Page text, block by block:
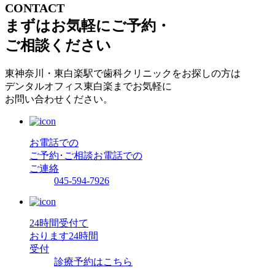
CONTACT
まずはお気軽にご予約・
ご相談ください
東神奈川・東白楽駅で歯科クリニックをお探しの方は
デンタルオフィス東白楽までお気軽に
お問い合わせください。
お電話での
ご予約･ご相談お電話での
ご連絡
045-594-7926
24時間受付て
おります24時間
受付
診療予約はこちら